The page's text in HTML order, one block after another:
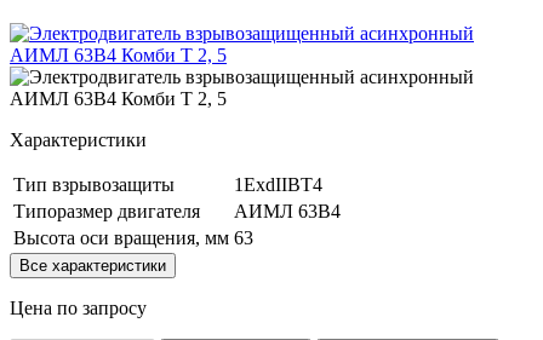
Характеристики
Тип взрывозащиты
1ExdIIBT4
Типоразмер двигателя
АИМЛ 63В4
Высота оси вращения, мм 63
Все характеристики
Цена по запросу